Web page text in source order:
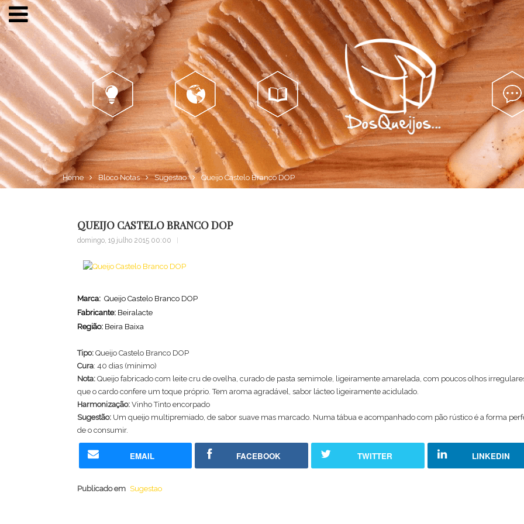
Porquê? Mundo... Catálogo Alma...
Home Bloco Notas Sugestao Queijo Castelo Branco DOP
QUEIJO CASTELO BRANCO DOP
domingo, 19 julho 2015 00:00
Marca: Queijo Castelo Branco DOP
Fabricante: Beiralacte
Região: Beira Baixa
Tipo: Queijo Castelo Branco DOP
Cura: 40 dias (mínimo)
Nota: Queijo fabricado com leite cru de ovelha, curado de pasta semimole, ligeiramente amarelada, com poucos olhos
que o cardo confere um toque próprio. Tem aroma agradável, sabor lácteo ligeiramente acidulado.
Harmonização: Vinho Tinto encorpado
Sugestão: Um queijo multipremiado, de sabor suave mas marcado. Numa tábua e acompanhado com pão rústico é a forma
de o consumir.
EMAIL FACEBOOK TWITTER LINKEDIN
Publicado em Sugestao